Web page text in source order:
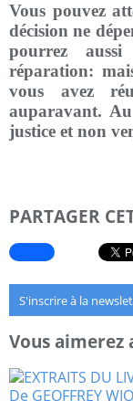
Vous pouvez
décision ne
pourrez
réparation:
vous avez
auparavant.
justice et non
PARTAGER
S'inscrire à la
Vous aimerez